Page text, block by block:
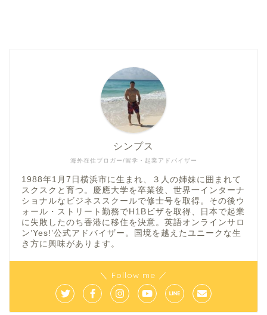
海外在住ブロガー/留学・起業アドバイザー
シンプス
1988年1月7日横浜市に生まれ、３人の姉妹に囲まれて
スクスクと育つ。慶應大学を卒業後、世界一インターナ
ショナルなビジネススクールで修士号を取得。その後ウ
ォール・ストリート勤務でH1Bビザを取得、日本で起業
に失敗したのち香港に移住を決意。英語オンラインサロ
ン’Yes!’公式アドバイザー。国境を越えたユニークな生
き方に興味があります。
＼ Follow me ／